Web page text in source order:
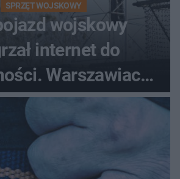
SPRZĘT WOJSKOWY
wojskowy
internet do
Warszawiacy
to Mad Max!